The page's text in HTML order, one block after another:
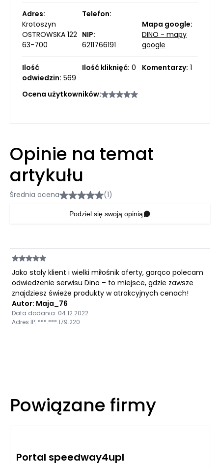
Adres:
Krotoszyn
OSTROWSKA 122
63-700
Telefon:
NIP:
6211766191
Mapa google:
DINO - mapy
google
Ilość
odwiedzin: 569
Ilość kliknięć: 0 Komentarzy: 1
Ocena użytkowników:
Opinie na temat
artykułu
Średnia ocena (1)
Podziel się swoją opinią
Jako stały klient i wielki miłośnik oferty, gorąco polecam
odwiedzenie serwisu Dino – to miejsce, gdzie zawsze
znajdziesz świeże produkty w atrakcyjnych cenach!
Autor: Maja_76
Data dodania: 04.12.2022
Adres IP: ***.***.179.220
Powiązane firmy
Portal speedway4upl